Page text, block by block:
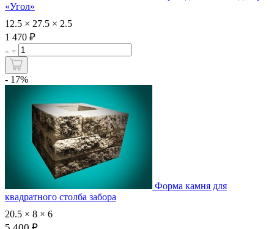
«Угол»
12.5 × 27.5 × 2.5
1 470 ₽
- 17%
Форма камня для
квадратного столба забора
20.5 × 8 × 6